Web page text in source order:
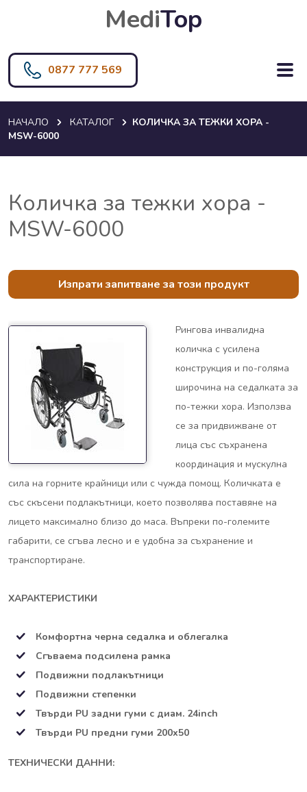
MediTop
0877 777 569
НАЧАЛО КАТАЛОГ
КОЛИЧКА ЗА ТЕЖКИ ХОРА -
MSW-6000
Количка за тежки хора -
MSW-6000
Изпрати запитване за този продукт
Рингова инвалидна
количка с усилена
конструкция и по-голяма
широчина на седалката за
по-тежки хора. Използва
се за придвижване от
лица със съхранена
координация и мускулна
сила на горните крайници или с чужда помощ. Количката е
със скъсени подлакътници, което позволява поставяне на
лицето максимално близо до маса. Въпреки по-големите
габарити, се сгъва лесно и е удобна за съхранение и
транспортиране.
ХАРАКТЕРИСТИКИ
Комфортна черна седалка и облегалка
Сгъваема подсилена рамка
Подвижни подлакътници
Подвижни степенки
Твърди PU задни гуми с диам. 24inch
Твърди PU предни гуми 200х50
ТЕХНИЧЕСКИ ДАННИ: